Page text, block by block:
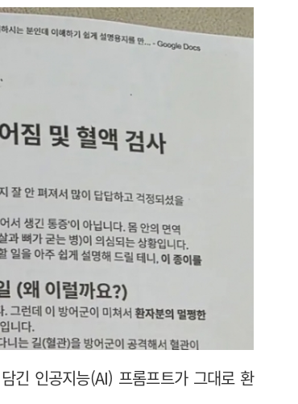
긴 인공지능(AI) 프롬프트가 그대로 환